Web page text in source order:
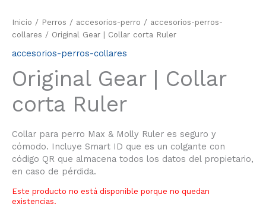
Inicio / Perros / accesorios-perro / accesorios-perros-
collares / Original Gear | Collar corta Ruler
accesorios-perros-collares
Original Gear | Collar
corta Ruler
Collar para perro Max & Molly Ruler es seguro y
cómodo. Incluye Smart ID que es un colgante con
código QR que almacena todos los datos del propietario,
en caso de pérdida.
Este producto no está disponible porque no quedan
existencias.